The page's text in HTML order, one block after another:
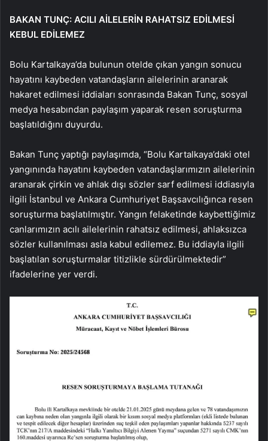
BAKAN TUNÇ: ACILI AİLELERİN RAHATSIZ EDİLMESİ
KEBUL EDİLEMEZ
Bolu Kartalkaya’da bulunun otelde çıkan yangın sonucu
hayatını kaybeden vatandaşların ailelerinin aranarak
hakaret edilmesi iddiaları sonrasında Bakan Tunç, sosyal
medya hesabından paylaşım yaparak resen soruşturma
başlatıldığını duyurdu.
Bakan Tunç yaptığı paylaşımda, “Bolu Kartalkaya’daki otel
yangınında hayatını kaybeden vatandaşlarımızın ailelerinin
aranarak çirkin ve ahlak dışı sözler sarf edilmesi iddiasıyla
ilgili İstanbul ve Ankara Cumhuriyet Başsavcılığınca resen
soruşturma başlatılmıştır. Yangın felaketinde kaybettiğimiz
canlarımızın acılı ailelerinin rahatsız edilmesi, ahlaksızca
sözler kullanılması asla kabul edilemez. Bu iddiayla ilgili
başlatılan soruşturmalar titizlikle sürdürülmektedir”
ifadelerine yer verdi.